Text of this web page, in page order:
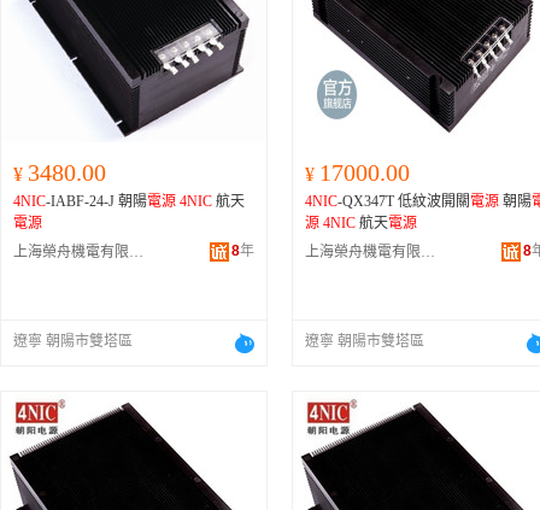
¥ 3480.00
4NIC-IABF-24-J 朝陽電源 4NIC 航天
電源
上海榮舟機電有限公司
8年
遼寧 朝陽市雙塔區
¥ 17000.00
4NIC-QX347T 低紋波開關 電源 朝陽
源 4NIC 航天電源
上海榮舟機電有限公司
8
遼寧 朝陽市雙塔區